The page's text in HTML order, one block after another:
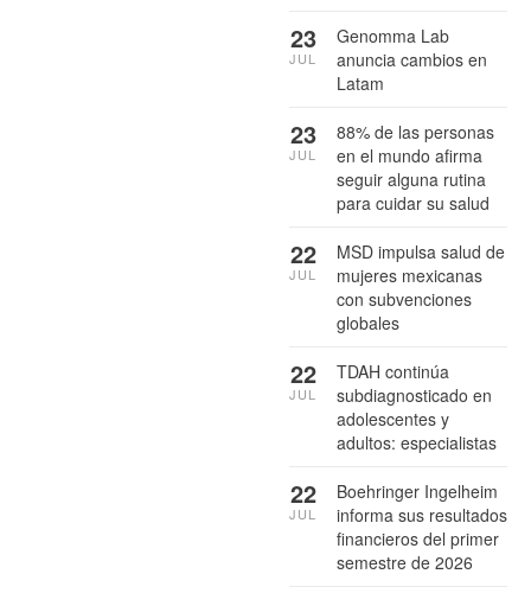
Genomma Lab
anuncia cambios en
Latam
23
JUL
88% de las personas
en el mundo afirma
seguir alguna rutina
para cuidar su salud
23
JUL
MSD impulsa salud de
mujeres mexicanas
con subvenciones
globales
22
JUL
TDAH continúa
subdiagnosticado en
adolescentes y
adultos: especialistas
22
JUL
Boehringer Ingelheim
informa sus resultados
financieros del primer
semestre de 2026
22
JUL